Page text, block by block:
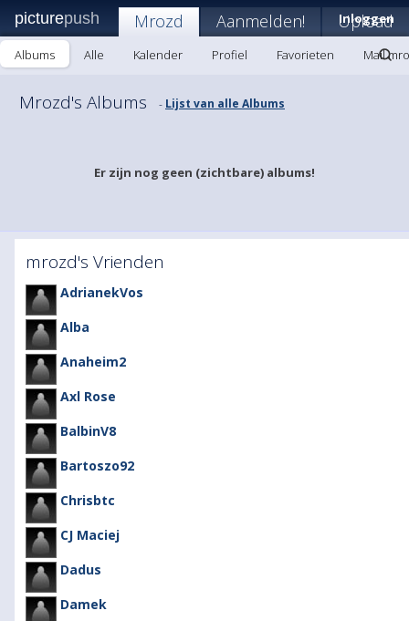
picturepush Inloggen
Mrozd Aanmelden! Upload
Albums Alle Kalender Profiel Favorieten Mail
Mrozd's Albums - Lijst van alle Albums
Er zijn nog geen (zichtbare) albums!
mrozd's Vrienden
AdrianekVos
Alba
Anaheim2
Axl Rose
BalbinV8
Bartoszo92
Chrisbtc
CJ Maciej
Dadus
Damek